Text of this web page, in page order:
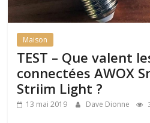
Maison
TEST – Que valent
connectées AWOX
Striim Light ?
13 mai 2019 Dave Dionne